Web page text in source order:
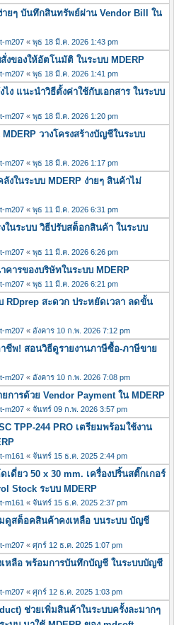
ยๆ บันทึกสินทรัพย์ผ่าน Vendor Bill ใน
m207 « พุธ 18 มี.ค. 2026 1:43 pm
ของให้อัตโนมัติ ในระบบ MDERP
m207 « พุธ 18 มี.ค. 2026 1:41 pm
ง แนะนำวิธีตั้งค่าใช้กับเอกสาร ในระบบ
m207 « พุธ 18 มี.ค. 2026 1:20 pm
วางโครงสร้างบัญชีในระบบ
m207 « พุธ 18 มี.ค. 2026 1:17 pm
งในระบบ MDERP ง่ายๆ สินค้าไม่
m207 « พุธ 11 มี.ค. 2026 6:31 pm
นระบบ วิธีปรับสต็อกสินค้า ในระบบ
m207 « พุธ 11 มี.ค. 2026 6:26 pm
ารของบริษัทในระบบ MDERP
m207 « พุธ 11 มี.ค. 2026 6:21 pm
RDprep สะดวก ประหยัดเวลา ลดขั้น
m207 « อังคาร 10 ก.พ. 2026 7:12 pm
ชีพ! สอนวิธีดูรายงานภาษีซื้อ-ภาษีขาย
m207 « อังคาร 10 ก.พ. 2026 7:08 pm
การด้วย Vendor Payment ใน MDERP
m207 « จันทร์ 09 ก.พ. 2026 3:57 pm
TPP-244 PRO เตรียมพร้อมใช้งาน
m161 « จันทร์ 15 ธ.ค. 2025 2:44 pm
เดี่ยว 50 x 30 mm. เครื่องปริ้นสติ๊กเกอร์
Stock ระบบ MDERP
m161 « จันทร์ 15 ธ.ค. 2025 2:37 pm
ดูสต็อคสินค้าคงเหลือ บนระบบ บัญชี
m207 « ศุกร์ 12 ธ.ค. 2025 1:07 pm
หลือ พร้อมการบันทึกบัญชี ในระบบบัญชี
m207 « ศุกร์ 12 ธ.ค. 2025 1:03 pm
ช่วยเพิ่มสินค้าในระบบครั้งละมากๆ